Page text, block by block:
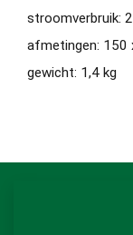
stroomverbruik:
afmetingen: 150
gewicht: 1,4 kg